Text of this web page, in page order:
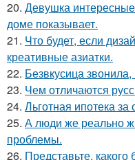
20. Девушка
доме показывает.
21. Что будет, если
креативные азиатки.
22. Безвкусица
23. Чем отличаются
24. Льготная ипотека
25. А люди же реально
проблемы.
26. Представьте,